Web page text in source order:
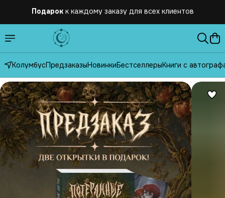
Бесплатная доставка по России от 2500 рублей
КолумбусПредзаказыНовинкиБестселлерыКниги с